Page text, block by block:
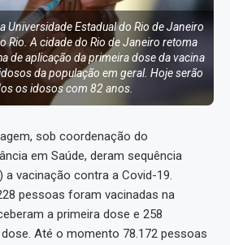
Universidade Estadual do Rio de Janeiro
Rio. A cidade do Rio de Janeiro retoma
de aplicação da primeira dose da vacina
da população em geral. Hoje serão
os idosos com 82 anos.
sob coordenação do
em Saúde, deram sequência
a vacinação contra a Covid-19.
pessoas foram vacinadas na
a primeira dose e 258
Até o momento 78.172 pessoas